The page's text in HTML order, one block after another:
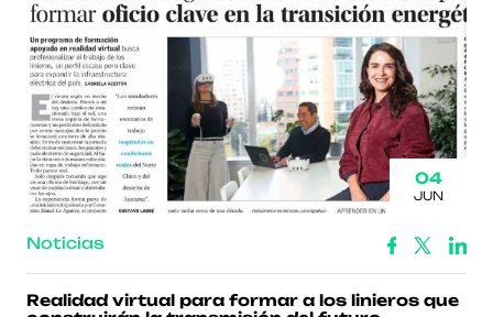
04
JUN
Noticias
Realidad virtual para formar a los linieros que